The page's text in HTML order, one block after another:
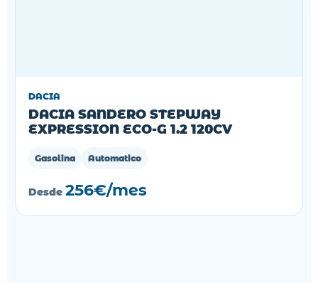
DACIA
DACIA SANDERO STEPWAY
EXPRESSION ECO-G 1.2 120CV
Gasolina Automatico
Desde 256€/mes